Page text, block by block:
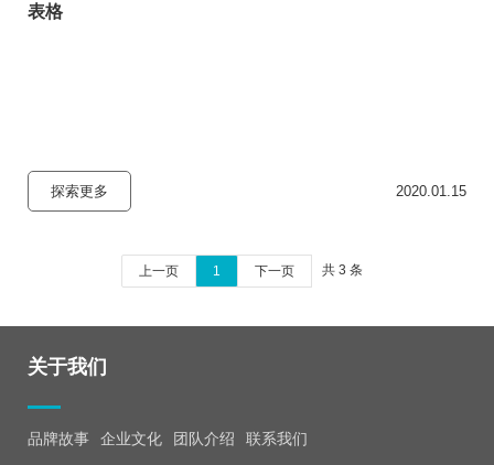
表格
探索更多 2020.01.15
上一页 1 下一页 共 3 条
关于我们
品牌故事 企业文化 团队介绍 联系我们